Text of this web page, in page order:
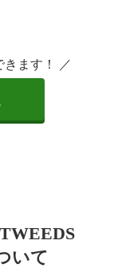
きます！ ／
いて